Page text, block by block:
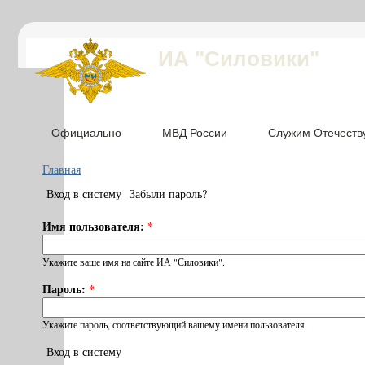
ИА "Силовики"
Официально МВД России Служим
Главная
Вход в систему Забыли пароль?
Имя пользователя: *
Укажите ваше имя на сайте ИА "Силовики".
Пароль: *
Укажите пароль, соответствующий вашему имени пользователя.
Вход в систему